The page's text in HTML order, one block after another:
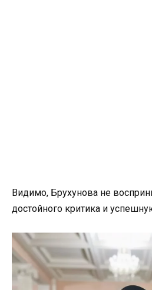
Видимо, Брухунова не
достойного критика и